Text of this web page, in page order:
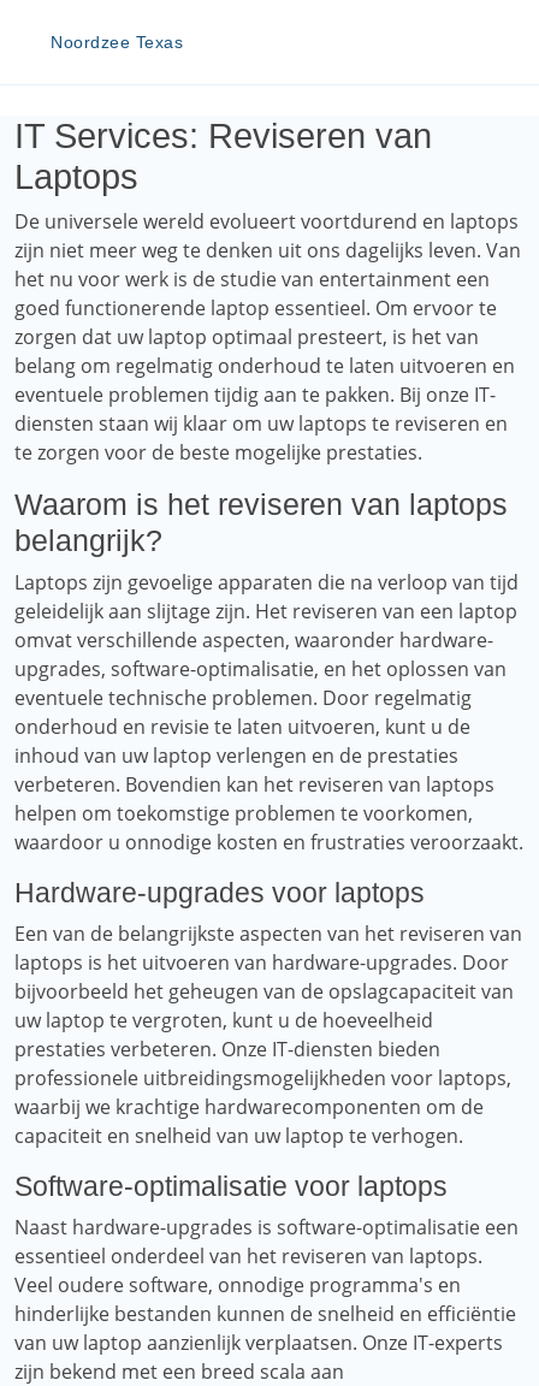
Noordzee Texas
IT Services: Reviseren van
Laptops
De universele wereld evolueert voortdurend en laptops
zijn niet meer weg te denken uit ons dagelijks leven. Van
het nu voor werk is de studie van entertainment een
goed functionerende laptop essentieel. Om ervoor te
zorgen dat uw laptop optimaal presteert, is het van
belang om regelmatig onderhoud te laten uitvoeren en
eventuele problemen tijdig aan te pakken. Bij onze IT-
diensten staan ​​wij klaar om uw laptops te reviseren en
te zorgen voor de beste mogelijke prestaties.
Waarom is het reviseren van laptops
belangrijk?
Laptops zijn gevoelige apparaten die na verloop van tijd
geleidelijk aan slijtage zijn. Het reviseren van een laptop
omvat verschillende aspecten, waaronder hardware-
upgrades, software-optimalisatie, en het oplossen van
eventuele technische problemen. Door regelmatig
onderhoud en revisie te laten uitvoeren, kunt u de
inhoud van uw laptop verlengen en de prestaties
verbeteren. Bovendien kan het reviseren van laptops
helpen om toekomstige problemen te voorkomen,
waardoor u onnodige kosten en frustraties veroorzaakt.
Hardware-upgrades voor laptops
Een van de belangrijkste aspecten van het reviseren van
laptops is het uitvoeren van hardware-upgrades. Door
bijvoorbeeld het geheugen van de opslagcapaciteit van
uw laptop te vergroten, kunt u de hoeveelheid
prestaties verbeteren. Onze IT-diensten bieden
professionele uitbreidingsmogelijkheden voor laptops,
waarbij we krachtige hardwarecomponenten om de
capaciteit en snelheid van uw laptop te verhogen.
Software-optimalisatie voor laptops
Naast hardware-upgrades is software-optimalisatie een
essentieel onderdeel van het reviseren van laptops.
Veel oudere software, onnodige programma's en
hinderlijke bestanden kunnen de snelheid en efficiëntie
van uw laptop aanzienlijk verplaatsen. Onze IT-experts
zijn bekend met een breed scala aan